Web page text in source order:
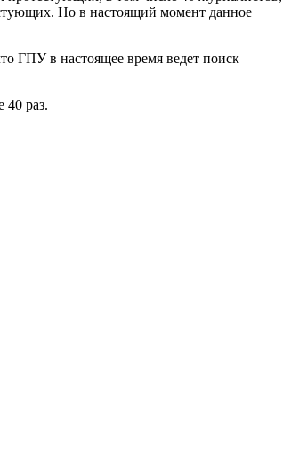
Но в настоящий момент данное
ГПУ в настоящее время ведет поиск
40 раз.